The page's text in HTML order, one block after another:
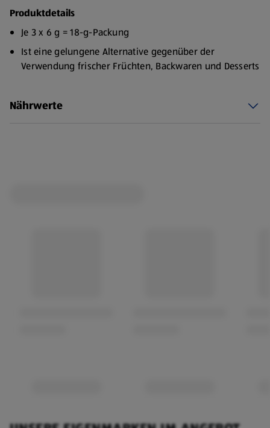
Produktdetails
Je 3 x 6 g = 18-g-Packung
Ist eine gelungene Alternative gegenüber der
Verwendung frischer Früchten, Backwaren und Desserts
Nährwerte